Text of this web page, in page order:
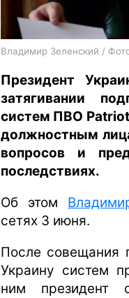
Владимир Зеленский /
Президент
затягивании
систем ПВО
должностным
вопросов и
последствиях.
Об этом
сетях 3 июня.
После совещания
Украину систем
ним президент